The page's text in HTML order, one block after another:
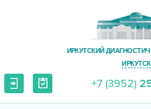
ИРКУТСКИЙ
ИРКУТСК
+7 (3952)